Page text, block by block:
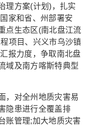
理方案(计划)，扎实
家和省、州部署安
点生态区(南北盘江流
项目、兴义市乌沙镇
报力度，争取南北盘
域及南方喀斯特典型
对全州地质灾害易
隐患进行全覆盖排
账管理;加大地质灾害